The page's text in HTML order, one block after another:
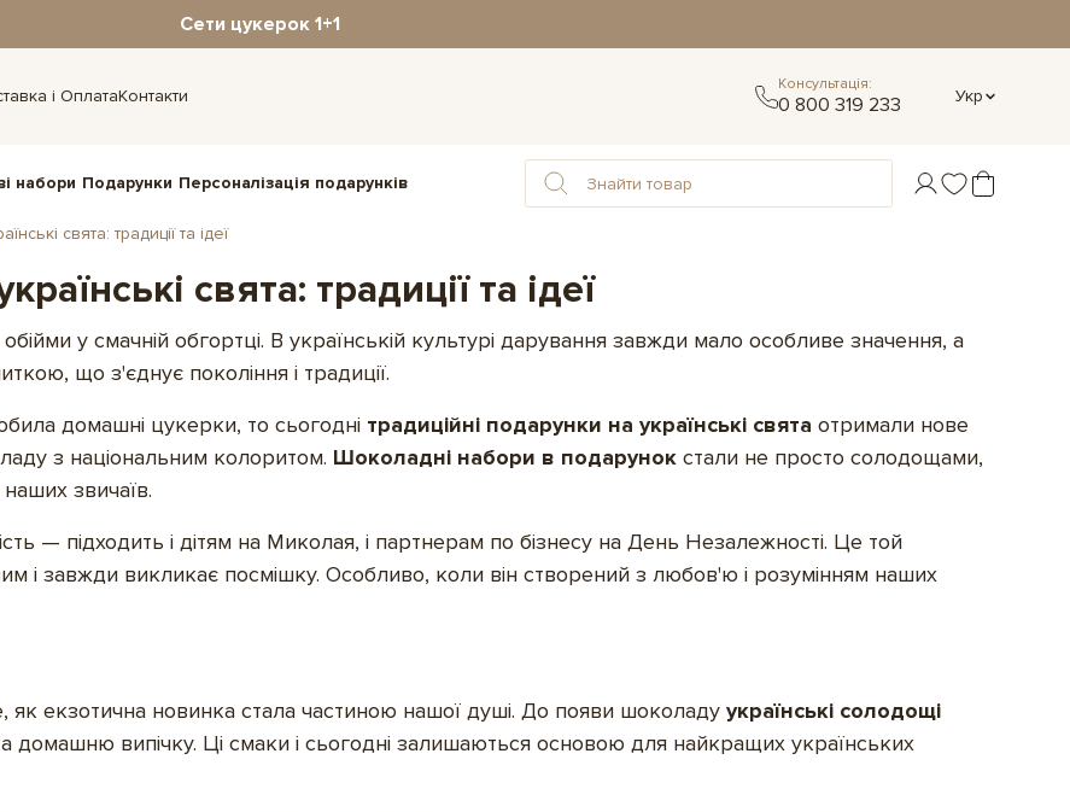
Сети цукерок 1+1
і ОплатаКонтакти
Консультація:
0 800 319 233 Укр
набори Подарунки Персоналізація подарунків
свята: традиції та ідеї
свята: традиції та ідеї
у смачній обгортці. В українській культурі дарування завжди мало особливе значення, а
що з'єднує покоління і традиції.
домашні цукерки, то сьогодні традиційні подарунки на українські свята отримали нове
з національним колоритом. Шоколадні набори в подарунок стали не просто солодощами,
звичаїв.
— підходить і дітям на Миколая, і партнерам по бізнесу на День Незалежності. Це той
і завжди викликає посмішку. Особливо, коли він створений з любов'ю і розумінням наших
як екзотична новинка стала частиною нашої душі. До появи шоколаду українські солодощі
домашню випічку. Ці смаки і сьогодні залишаються основою для найкращих українських